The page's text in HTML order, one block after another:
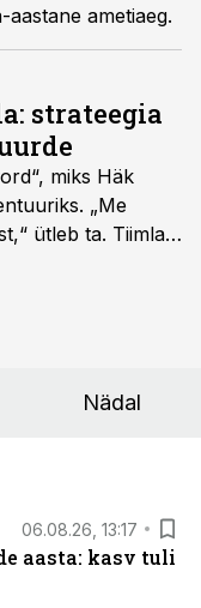
ametiaeg.
strateegia
miks Häk
„Me
ütleb ta. Tiimla
Nädal
06.08.26, 13:17
aasta: kasv tuli